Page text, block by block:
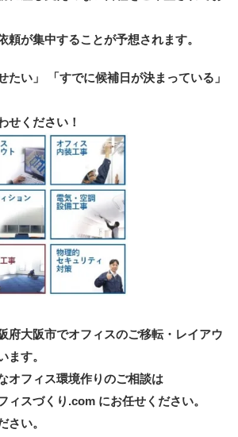
頼が集中することが予想されます。
たい」 「すでに候補日が決まっている」
せください！
府大阪市でオフィスのご移転・レイアウ
ます。
オフィス環境作りのご相談は
スづくり.com にお任せください。
さい。